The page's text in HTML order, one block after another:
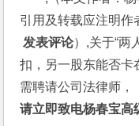
引用及转载应注明作
发表评论）,关于“两
扣，另一股东能否卡
需聘请公司法律师，
请立即致电杨春宝高